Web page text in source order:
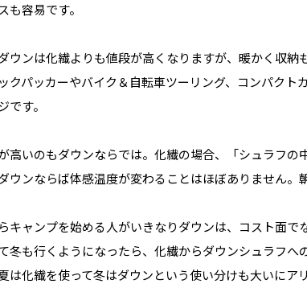
も容易です。
ウンは化繊よりも値段が高くなりますが、暖かく収納
クパッカーやバイク＆自転車ツーリング、コンパクト
です。
高いのもダウンならでは。化繊の場合、「シュラフの
ウンならば体感温度が変わることはほぼありません。
キャンプを始める人がいきなりダウンは、コスト面
冬も行くようになったら、化繊からダウンシュラフへ
は化繊を使って冬はダウンという使い分けも大いにアリ